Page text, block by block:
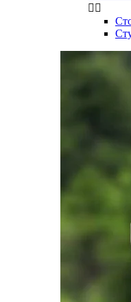
 